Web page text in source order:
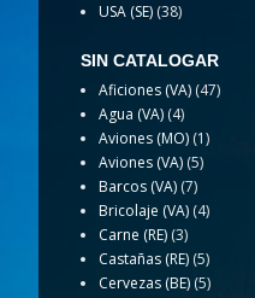
USA (SE) (38)
SIN CATALOGAR
Aficiones (VA) (47)
Agua (VA) (4)
Aviones (MO) (1)
Aviones (VA) (5)
Barcos (VA) (7)
Bricolaje (VA) (4)
Carne (RE) (3)
Castañas (RE) (5)
Cervezas (BE) (5)